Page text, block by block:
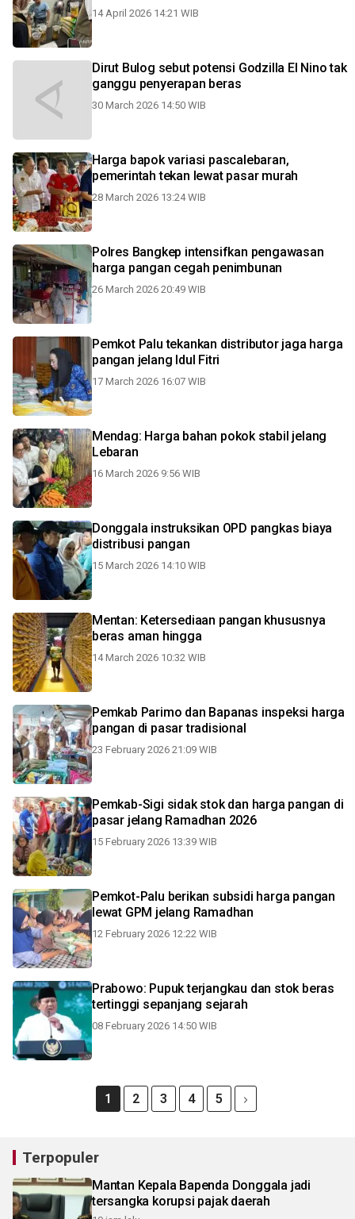
14 April 2026 14:21 WIB
Dirut Bulog sebut potensi Godzilla El Nino tak
ganggu penyerapan beras
30 March 2026 14:50 WIB
Harga bapok variasi pascalebaran,
pemerintah tekan lewat pasar murah
28 March 2026 13:24 WIB
Polres Bangkep intensifkan pengawasan
harga pangan cegah penimbunan
26 March 2026 20:49 WIB
Pemkot Palu tekankan distributor jaga harga
pangan jelang Idul Fitri
17 March 2026 16:07 WIB
Mendag: Harga bahan pokok stabil jelang
Lebaran
16 March 2026 9:56 WIB
Donggala instruksikan OPD pangkas biaya
distribusi pangan
15 March 2026 14:10 WIB
Mentan: Ketersediaan pangan khususnya
beras aman hingga
14 March 2026 10:32 WIB
Pemkab Parimo dan Bapanas inspeksi harga
pangan di pasar tradisional
23 February 2026 21:09 WIB
Pemkab-Sigi sidak stok dan harga pangan di
pasar jelang Ramadhan 2026
15 February 2026 13:39 WIB
Pemkot-Palu berikan subsidi harga pangan
lewat GPM jelang Ramadhan
12 February 2026 12:22 WIB
Prabowo: Pupuk terjangkau dan stok beras
tertinggi sepanjang sejarah
08 February 2026 14:50 WIB
1 2 3 4 5
Terpopuler
Mantan Kepala Bapenda Donggala jadi
tersangka korupsi pajak daerah